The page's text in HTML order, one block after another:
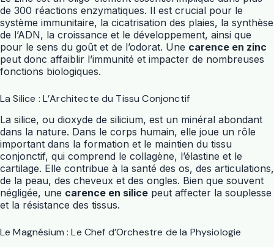
de 300 réactions enzymatiques. Il est crucial pour le
système immunitaire, la cicatrisation des plaies, la synthèse
de l’ADN, la croissance et le développement, ainsi que
pour le sens du goût et de l’odorat. Une carence en zinc
peut donc affaiblir l’immunité et impacter de nombreuses
fonctions biologiques.
La Silice : L’Architecte du Tissu Conjonctif
La silice, ou dioxyde de silicium, est un minéral abondant
dans la nature. Dans le corps humain, elle joue un rôle
important dans la formation et le maintien du tissu
conjonctif, qui comprend le collagène, l’élastine et le
cartilage. Elle contribue à la santé des os, des articulations,
de la peau, des cheveux et des ongles. Bien que souvent
négligée, une carence en silice peut affecter la souplesse
et la résistance des tissus.
Le Magnésium : Le Chef d’Orchestre de la Physiologie